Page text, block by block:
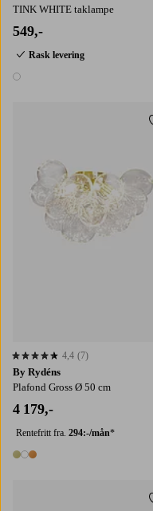
TINK WHITE taklampe
549,-
Rask levering
1 farge
By Rydéns
Plafond Gross Ø 50 cm
4 179,-
Rentefritt fra. 294:-/mån*
3 farger
4,4 basert på 7 karaktergivninger
4,4 (7)